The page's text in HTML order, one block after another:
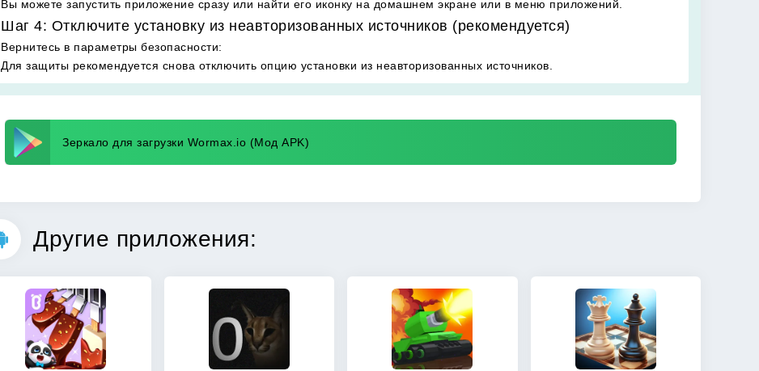
Вы можете запустить приложение сразу или найти его иконку на домашнем экране или в меню приложений.
Шаг 4: Отключите установку из неавторизованных источников (рекомендуется)
Вернитесь в параметры безопасности:
Для защиты рекомендуется снова отключить опцию установки из неавторизованных источников.
Зеркало для загрузки Wormax.io (Мод APK)
Другие приложения: